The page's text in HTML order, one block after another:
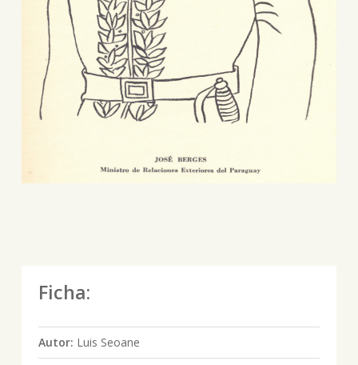
Ficha:
Autor: Luis Seoane